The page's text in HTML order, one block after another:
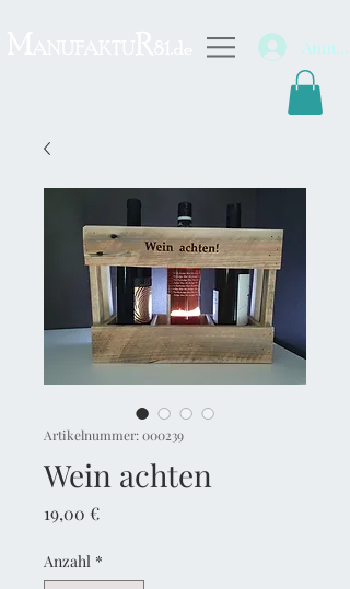
Artikelnummer: 000239
Wein achten
19,00 €Preis
Anzahl *